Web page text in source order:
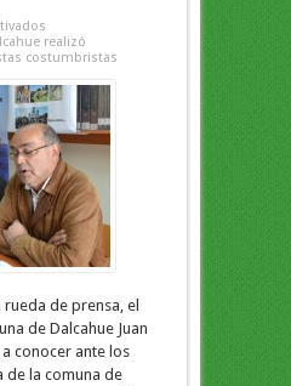
realizó
costumbristas
de prensa, el
de Dalcahue Juan
conocer ante los
de la comuna de